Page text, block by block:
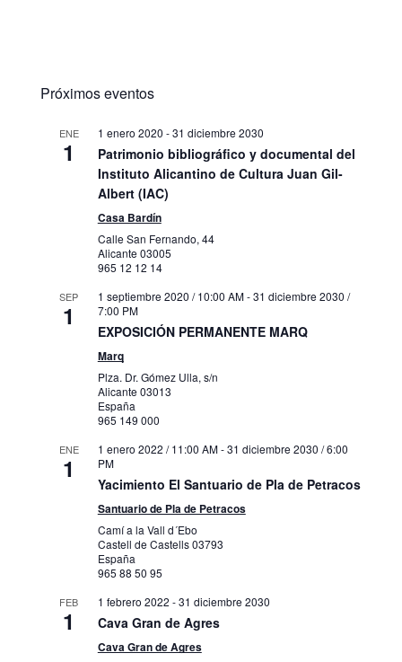
Próximos eventos
ENE
1
1 enero 2020 -31 diciembre 2030
Patrimonio bibliográfico y documental del
Instituto Alicantino de Cultura Juan Gil-
Albert (IAC)
Casa Bardín
Calle San Fernando, 44
Alicante 03005
965 12 12 14
SEP
1
1 septiembre 2020 / 10:00 AM-31 diciembre 2030 /
7:00 PM
EXPOSICIÓN PERMANENTE MARQ
Marq
Plza. Dr. Gómez Ulla, s/n
Alicante 03013
España
965 149 000
ENE
1
1 enero 2022 / 11:00 AM-31 diciembre 2030 / 6:00
PM
Yacimiento El Santuario de Pla de Petracos
Santuario de Pla de Petracos
Camí a la Vall d´Ebo
Castell de Castells03793
España
965 88 50 95
FEB
1
1 febrero 2022 -31 diciembre 2030
Cava Gran de Agres
Cava Gran de Agres